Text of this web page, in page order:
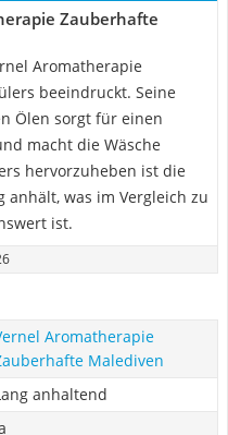
Zauberhafte
Aromatherapie
beeindruckt. Seine
Ölen sorgt für einen
macht die Wäsche
hervorzuheben ist die
anhält, was im Vergleich zu
ist.
Aromatherapie
Malediven
anhaltend